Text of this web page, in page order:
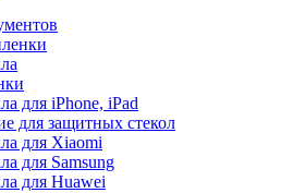
для iPhone, iPad
для защитных стекол
для Xiaomi
для Samsung
для Huawei